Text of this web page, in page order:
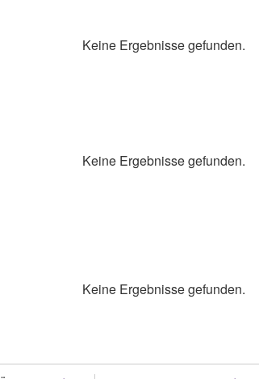
Keine Ergebnisse gefunden.
Keine Ergebnisse gefunden.
Keine Ergebnisse gefunden.